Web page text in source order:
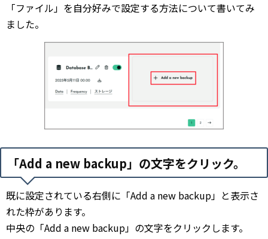
「ファイル」を自分好みで設定する方法について書いてみ
ました。
「Add a new backup」の文字をクリック。
既に設定されている右側に「Add a new backup」と表示さ
れた枠があります。
中央の「Add a new backup」の文字をクリックします。